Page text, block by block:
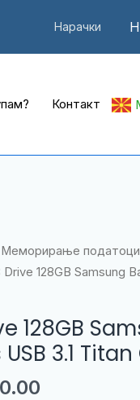
Нарачки
Контакт
Меморирање податоци
Drive 128GB Samsung
128GB
3.1